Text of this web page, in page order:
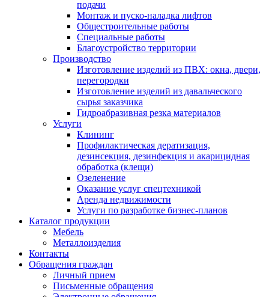
подачи
Монтаж и пуско-наладка лифтов
Общестроительные работы
Специальные работы
Благоустройство территории
Производство
Изготовление изделий из ПВХ: окна, двери,
перегородки
Изготовление изделий из давальческого
сырья заказчика
Гидроабразивная резка материалов
Услуги
Клининг
Профилактическая дератизация,
дезинсекция, дезинфекция и акарицидная
обработка (клещи)
Озеленение
Оказание услуг спецтехникой
Аренда недвижимости
Услуги по разработке бизнес-планов
Каталог продукции
Мебель
Металлоизделия
Контакты
Обращения граждан
Личный прием
Письменные обращения